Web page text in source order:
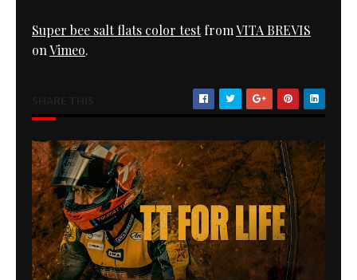
Super bee salt flats color testfromVITA BREVIS
onVimeo.